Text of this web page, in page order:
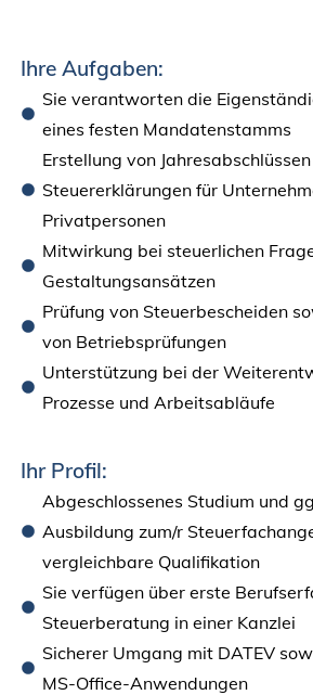
Ihre Aufgaben:
Sie verantworten die
eines festen Mandatenstamms
Erstellung von
Steuererklärungen für
Privatpersonen
Mitwirkung bei steuerlichen
Gestaltungsansätzen
Prüfung von Steuerbescheiden
von Betriebsprüfungen
Unterstützung bei der
Prozesse und Arbeitsabläufe
Ihr Profil:
Abgeschlossenes Studium und
Ausbildung zum/r
vergleichbare Qualifikation
Sie verfügen über erste
Steuerberatung in einer Kanzlei
Sicherer Umgang mit DATEV
MS-Office-Anwendungen